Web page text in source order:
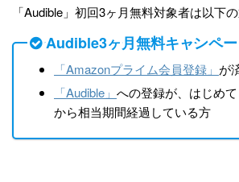
「Audible」初回3ヶ月無料対象者は以下の
Audible3ヶ月無料キャンペ
「Amazonプライム会員登録」 が
「Audible」 への登録が、はじめ
から相当期間経過している方